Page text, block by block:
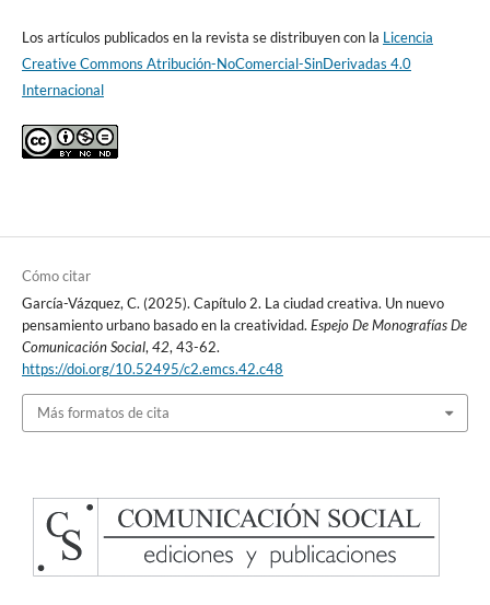
Los artículos publicados en la revista se distribuyen con la Licencia
Creative Commons Atribución-NoComercial-SinDerivadas 4.0
Internacional
Cómo citar
García-Vázquez, C. (2025). Capítulo 2. La ciudad creativa. Un nuevo
pensamiento urbano basado en la creatividad. Espejo De Monografías De
Comunicación Social, 42, 43-62.
https://doi.org/10.52495/c2.emcs.42.c48
Más formatos de cita